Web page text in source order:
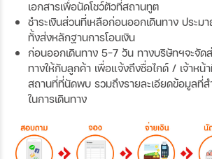
เอกสารเพื่อนัดโชว์ตัวที่สถานทูต
ชำระเงินส่วนที่เหลือก่อนออกเดินทาง ปร
ทั้งส่งหลักฐานการโอนเงิน
ก่อนออกเดินทาง 5-7 วัน ทางบริษัทฯจะจัด
ทางให้กับลูกค้า เพื่อแจ้งถึงชื่อไกด์ / เจ้าหน้
สถานที่ที่นัดพบ รวมถึงรายละเอียดข้อมูลที่
ในการเดินทาง